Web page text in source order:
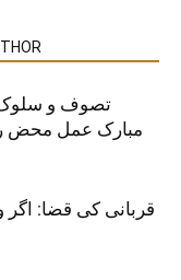
تصوف و سلوک
مبارک عمل محض
قربانی کی قضا: